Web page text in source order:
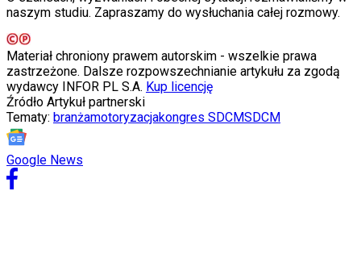
Aktualności
Premiery
Rozrywka
Technologia
Aktualności
Aplikacje mobilne
Gry
Internet
Programy
naszym studiu. Zapraszamy do wysłuchania całej rozmowy.
Materiał chroniony prawem autorskim - wszelkie prawa
zastrzeżone. Dalsze rozpowszechnianie artykułu za zgodą
wydawcy INFOR PL S.A. Kup licencję
Źródło Artykuł partnerski
Tematy: branżamotoryzacjakongres SDCMSDCM
Google News